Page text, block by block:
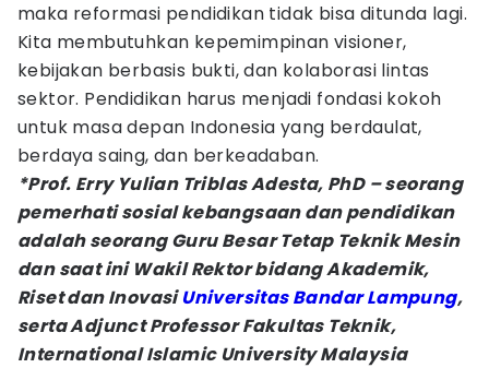
maka reformasi pendidikan tidak bisa ditunda lagi.
Kita membutuhkan kepemimpinan visioner,
kebijakan berbasis bukti, dan kolaborasi lintas
sektor. Pendidikan harus menjadi fondasi kokoh
untuk masa depan Indonesia yang berdaulat,
berdaya saing, dan berkeadaban.
*Prof. Erry Yulian Triblas Adesta, PhD – seorang
pemerhati sosial kebangsaan dan pendidikan
adalah seorang Guru Besar Tetap Teknik Mesin
dan saat ini Wakil Rektor bidang Akademik,
Riset dan InovasiUniversitas Bandar Lampung,
serta Adjunct Professor Fakultas Teknik,
International Islamic University Malaysia